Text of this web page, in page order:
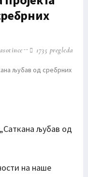
1735 pregleda
љубав од
на наше